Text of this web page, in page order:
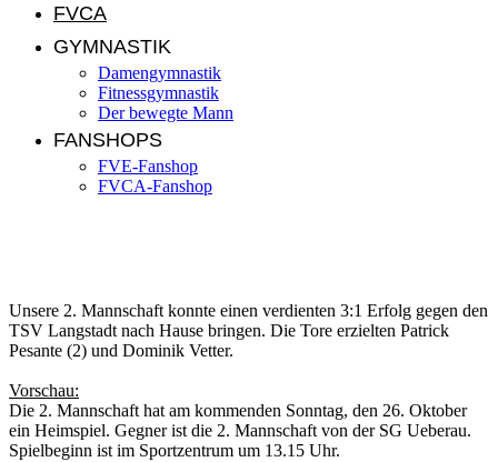
FVCA
GYMNASTIK
Damengymnastik
Fitnessgymnastik
Der bewegte Mann
FANSHOPS
FVE-Fanshop
FVCA-Fanshop
Unsere 2. Mannschaft konnte einen verdienten 3:1 Erfolg gegen den
TSV Langstadt nach Hause bringen. Die Tore erzielten Patrick
Pesante (2) und Dominik Vetter.
Vorschau:
Die 2. Mannschaft hat am kommenden Sonntag, den 26. Oktober
ein Heimspiel. Gegner ist die 2. Mannschaft von der SG Ueberau.
Spielbeginn ist im Sportzentrum um 13.15 Uhr.